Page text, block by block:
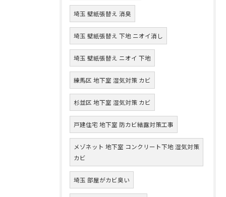
埼玉 壁紙張替え 消臭
埼玉 壁紙張替え 下地 ニオイ消し
埼玉 壁紙張替え ニオイ 下地
練馬区 地下室 湿気対策 カビ
杉並区 地下室 湿気対策 カビ
戸建住宅 地下室 防カビ結露対策工事
メゾネット 地下室 コンクリート下地 湿気対策
カビ
埼玉 部屋がカビ臭い